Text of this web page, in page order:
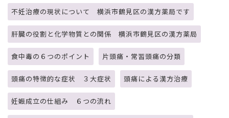
不妊治療の現状について 横浜市鶴見区の漢方薬局です
肝臓の役割と化学物質との関係 横浜市鶴見区の漢方薬局
食中毒の６つのポイント 片頭痛・常習頭痛の分類
頭痛の特徴的な症状 ３大症状 頭痛による漢方治療
妊娠成立の仕組み ６つの流れ